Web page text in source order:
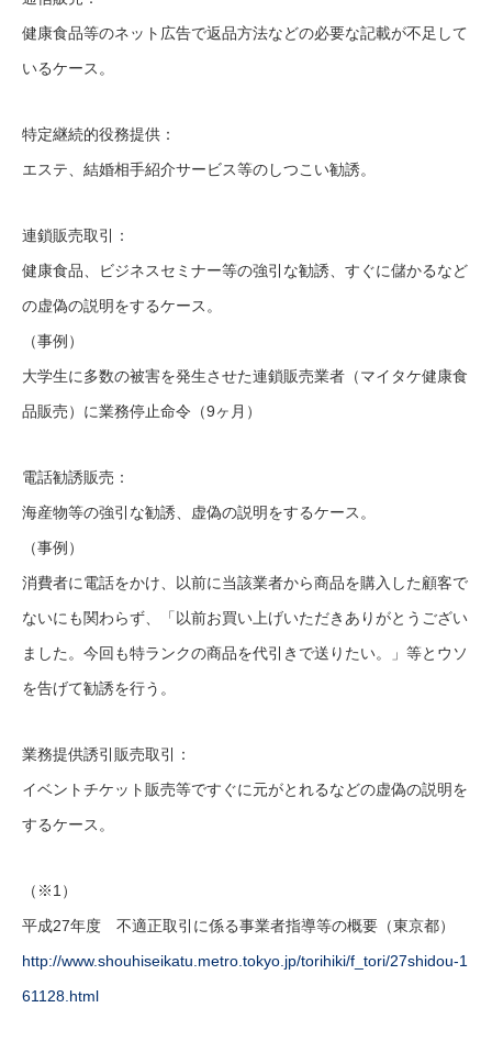
健康食品等のネット広告で返品方法などの必要な記載が不足して
いるケース。
特定継続的役務提供：
エステ、結婚相手紹介サービス等のしつこい勧誘。
連鎖販売取引：
健康食品、ビジネスセミナー等の強引な勧誘、すぐに儲かるなど
の虚偽の説明をするケース。
（事例）
大学生に多数の被害を発生させた連鎖販売業者（マイタケ健康食
品販売）に業務停止命令（9ヶ月）
電話勧誘販売：
海産物等の強引な勧誘、虚偽の説明をするケース。
（事例）
消費者に電話をかけ、以前に当該業者から商品を購入した顧客で
ないにも関わらず、「以前お買い上げいただきありがとうござい
ました。今回も特ランクの商品を代引きで送りたい。」等とウソ
を告げて勧誘を行う。
業務提供誘引販売取引：
イベントチケット販売等ですぐに元がとれるなどの虚偽の説明を
するケース。
（※1）
平成27年度 不適正取引に係る事業者指導等の概要（東京都）
http://www.shouhiseikatu.metro.tokyo.jp/torihiki/f_tori/27shidou-1
61128.html